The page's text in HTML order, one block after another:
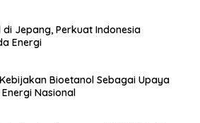
di Jepang, Perkuat Indonesia
Energi
Bioetanol Sebagai Upaya
Nasional